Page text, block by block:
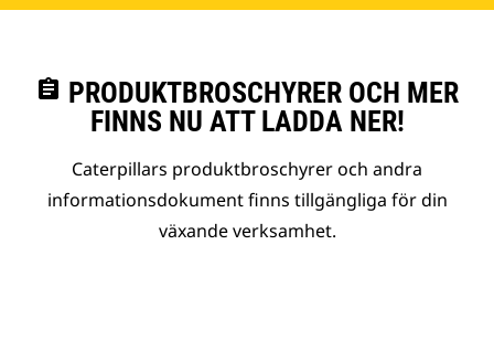
assignment PRODUKTBROSCHYRER OCH MER
FINNS NU ATT LADDA NER!
Caterpillars produktbroschyrer och andra
informationsdokument finns tillgängliga för din
växande verksamhet.